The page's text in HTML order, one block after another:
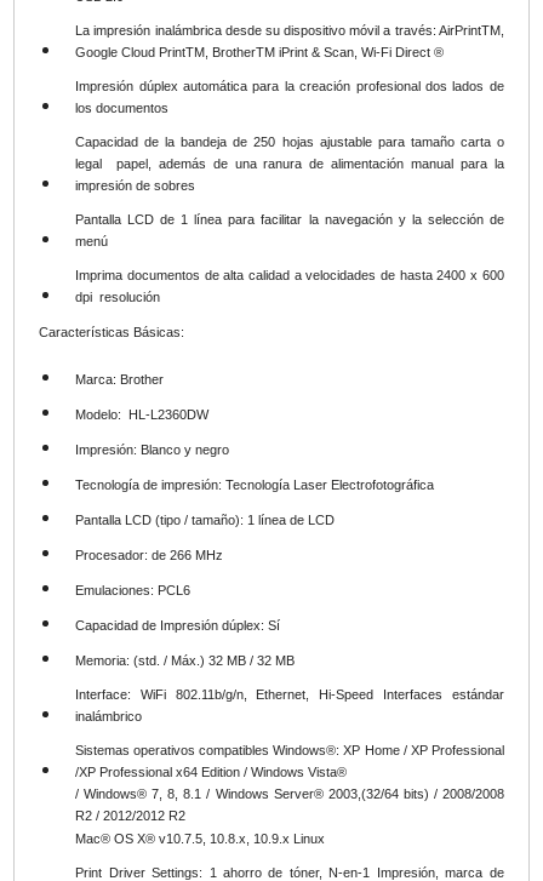
La impresión inalámbrica desde su dispositivo móvil a través: AirPrintTM,
Google Cloud PrintTM, BrotherTM iPrint & Scan, Wi-Fi Direct ®
Impresión dúplex automática para la creación profesional dos lados de
los documentos
Capacidad de la bandeja de 250 hojas ajustable para tamaño carta o
legal papel, además de una ranura de alimentación manual para la
impresión de sobres
Pantalla LCD de 1 línea para facilitar la navegación y la selección de
menú
Imprima documentos de alta calidad a velocidades de hasta 2400 x 600
dpi resolución
Características Básicas:
Marca: Brother
Modelo: HL-L2360DW
Impresión: Blanco y negro
Tecnología de impresión: Tecnología Laser Electrofotográfica
Pantalla LCD (tipo / tamaño): 1 línea de LCD
Procesador: de 266 MHz
Emulaciones: PCL6
Capacidad de Impresión dúplex:Sí
Memoria: (std. / Máx.) 32 MB / 32 MB
Interface: WiFi 802.11b/g/n, Ethernet, Hi-Speed Interfaces estándar
inalámbrico
Sistemas operativos compatibles Windows®: XP Home / XP Professional
/XP Professional x64 Edition / Windows Vista®
/ Windows® 7, 8, 8.1 / Windows Server® 2003,(32/64 bits) / 2008/2008
R2 / 2012/2012 R2
Mac® OS X® v10.7.5, 10.8.x, 10.9.x Linux
Print Driver Settings: 1 ahorro de tóner, N-en-1 Impresión, marca de